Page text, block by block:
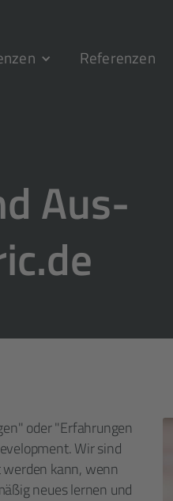
Referenzen
Aus­
oder "Erfahrungen
Wir sind
werden kann, wenn
neues lernen und